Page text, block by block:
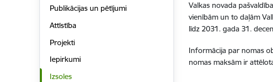
Publikācijas un pētījumi
Attīstība
Projekti
Iepirkumi
Izsoles
Valkas novada
vienībām un to daļām
līdz 2031. gada 31.
Informācija par nomas
nomas maksām ir